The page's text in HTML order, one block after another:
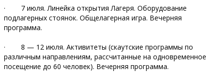
· 7 июля. Линейка открытия Лагеря. Оборудование
подлагерных стоянок. Общелагерная игра. Вечерняя
программа.
· 8 — 12 июля. Активитеты (скаутские программы по
различным направлениям, рассчитанные на одновременное
посещение до 60 человек). Вечерняя программа.